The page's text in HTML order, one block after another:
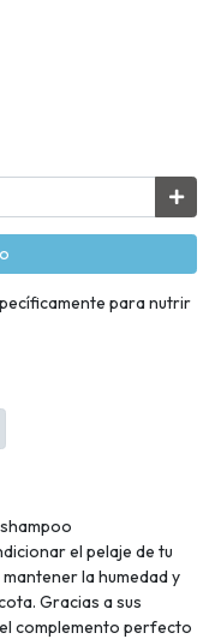
para nutrir
el pelaje de tu
la humedad y
Gracias a sus
complemento perfecto